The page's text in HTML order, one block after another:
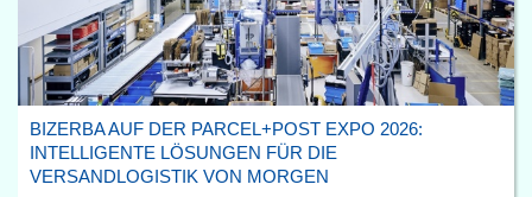
BIZERBA AUF DER PARCEL+POST EXPO 2026:
INTELLIGENTE LÖSUNGEN FÜR DIE
VERSANDLOGISTIK VON MORGEN